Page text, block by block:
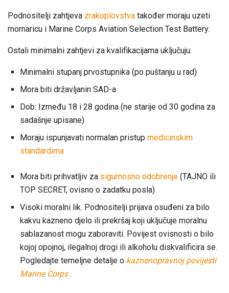
Podnositelji zahtjeva zrakoplovstva također moraju uzeti
mornaricu i Marine Corps Aviation Selection Test Battery.
Ostali minimalni zahtjevi za kvalifikacijama uključuju:
Minimalni stupanj prvostupnika (po puštanju u rad)
Mora biti državljanin SAD-a
Dob: Između 18 i 28 godina (ne starije od 30 godina za
sadašnje upisane)
Moraju ispunjavati normalan pristup medicinskim
standardima
Mora biti prihvatljiv za sigurnosno odobrenje (TAJNO ili
TOP SECRET, ovisno o zadatku posla)
Visoki moralni lik. Podnositelji prijava osuđeni za bilo
kakvu kazneno djelo ili prekršaj koji uključuje moralnu
sablazanost mogu zaboraviti. Povijest ovisnosti o bilo
kojoj opojnoj, ilegalnoj drogi ili alkoholu diskvalificira se.
Pogledajte temeljne detalje o kaznenopravnoj povijesti
Marine Corps.